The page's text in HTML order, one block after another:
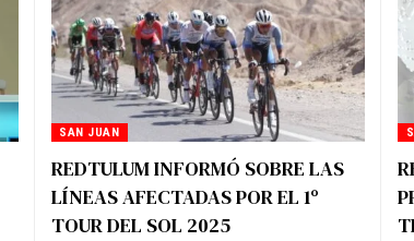
SAN JUAN
REDTULUM INFORMÓ SOBRE LAS
LÍNEAS AFECTADAS POR EL 1º
TOUR DEL SOL 2025